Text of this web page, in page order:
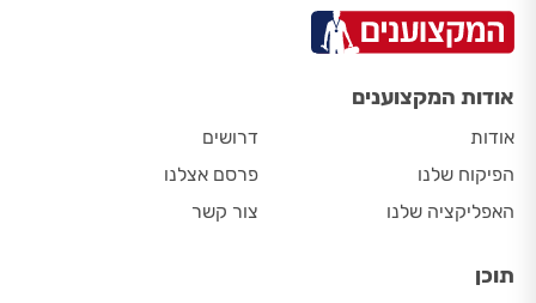
אודות המקצוענים
אודות
הפיקוח שלנו
האפליקציה שלנו
דרושים
פרסם אצלנו
צור קשר
תוכן